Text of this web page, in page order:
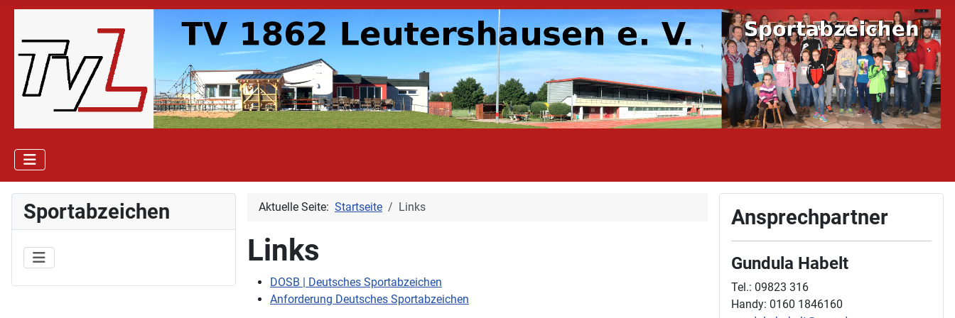
Sportabzeichen Aktuelle Seite: Startseite Links
Links
DOSB | Deutsches Sportabzeichen
Anforderung Deutsches Sportabzeichen
Ansprechpartner
Gundula Habelt
Tel.: 09823 316
Handy: 0160 1846160